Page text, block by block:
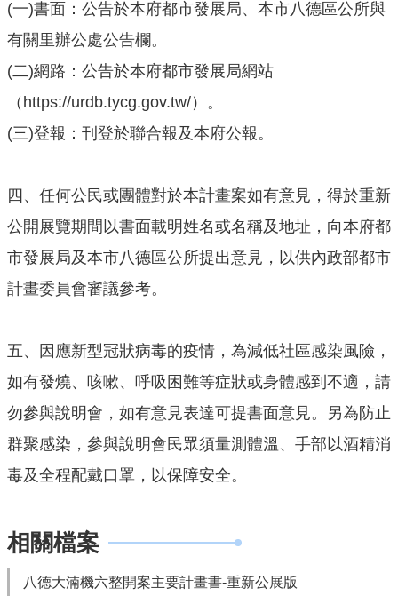
首
頁
網
覽
市
政
信
箱
n
g
i
s
h
市
府
(一)書面：公告於本府都市發展局、本市八德區公所與
有關里辦公處公告欄。
(二)網路：公告於本府都市發展局網站
（https://urdb.tycg.gov.tw/）。
(三)登報：刊登於聯合報及本府公報。
四、任何公民或團體對於本計畫案如有意見，得於重新
公開展覽期間以書面載明姓名或名稱及地址，向本府都
市發展局及本市八德區公所提出意見，以供內政部都市
計畫委員會審議參考。
五、因應新型冠狀病毒的疫情，為減低社區感染風險，
如有發燒、咳嗽、呼吸困難等症狀或身體感到不適，請
勿參與說明會，如有意見表達可提書面意見。另為防止
群聚感染，參與說明會民眾須量測體溫、手部以酒精消
毒及全程配戴口罩，以保障安全。
相關檔案
八德大湳機六整開案主要計畫書-重新公展版